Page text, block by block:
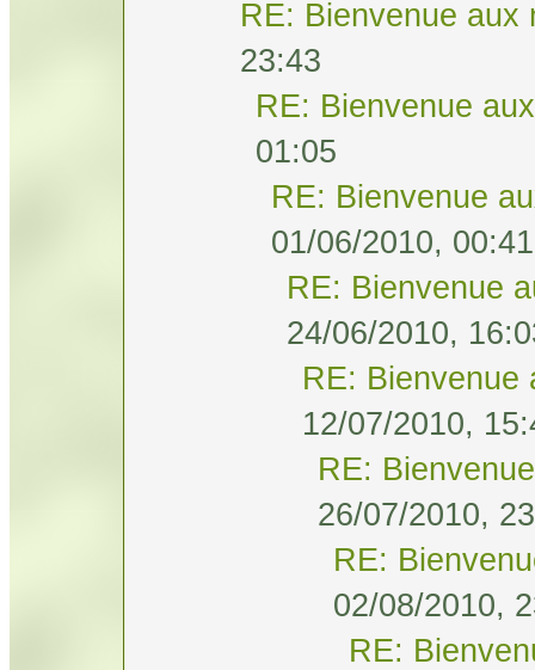
RE: Bienvenue aux
23:43
RE: Bienvenue
01:05
RE: Bienvenue
01/06/2010, 00:41
RE: Bienvenue
24/06/2010,
RE: Bienvenue
12/07/2010,
RE:
26/07/2010,
RE:
02/08/2010,
RE: